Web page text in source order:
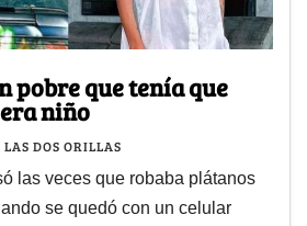
pobre que tenía que
niño
LAS DOS ORILLAS
las veces que robaba plátanos
se quedó con un celular